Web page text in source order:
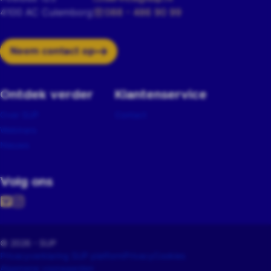
4100 AC Culemborg
088 - 486 90 99
Neem contact op
Ontdek verder Klantenservice
Volg ons
© 2026 - SUP
Privacyverklaring SUP platform
Algemene voorwaarden